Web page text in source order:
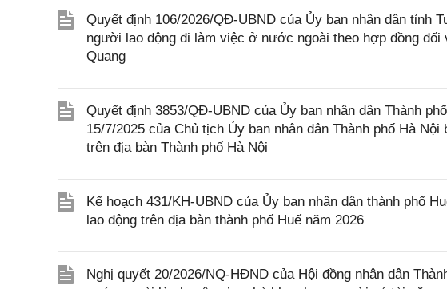
Quyết định 106/2026/QĐ-UBND của Ủy ban nhân dân tỉnh
người lao động đi làm việc ở nước ngoài theo hợp đồng
Quang
Quyết định 3853/QĐ-UBND của Ủy ban nhân dân Thành
15/7/2025 của Chủ tịch Ủy ban nhân dân Thành phố Hà
trên địa bàn Thành phố Hà Nội
Kế hoạch 431/KH-UBND của Ủy ban nhân dân thành phố
lao động trên địa bàn thành phố Huế năm 2026
Nghị quyết 20/2026/NQ-HĐND của Hội đồng nhân dân